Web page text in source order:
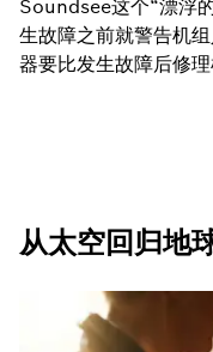
Soundsee这个“漂浮
生故障之前就警告机
器要比发生故障后修
从太空回归地